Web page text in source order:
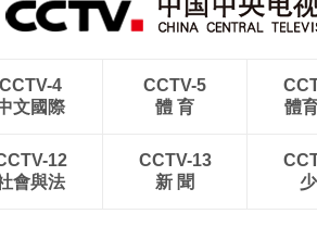
CCTV-4
文國際
CCTV-5
體 育
體
12
會與法
CCTV-13
新 聞